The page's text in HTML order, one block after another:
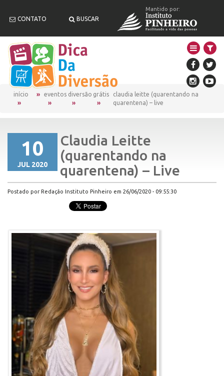
CONTATO BUSCAR
Mantido por:
início eventos diversão grátis
claudia leitte (quarentando na
quarentena) – live
10
JUL 2020
Claudia Leitte
(quarentando na
quarentena) – Live
Postado por Redação Instituto Pinheiro em 26/06/2020 - 09:55:30